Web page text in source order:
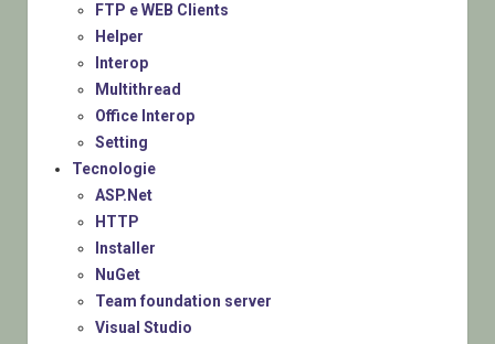
FTP e WEB Clients
Helper
Interop
Multithread
Office Interop
Setting
Tecnologie
ASP.Net
HTTP
Installer
NuGet
Team foundation server
Visual Studio